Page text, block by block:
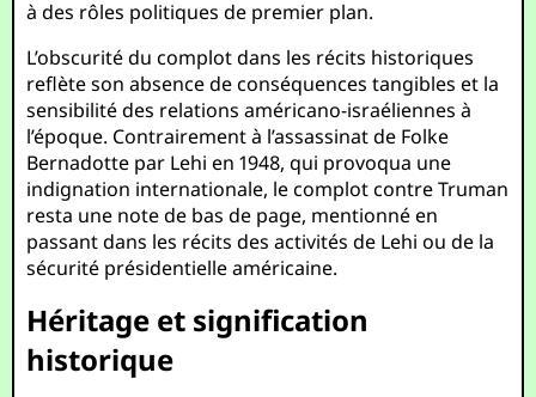
à des rôles politiques de premier plan.
L’obscurité du complot dans les récits historiques
reflète son absence de conséquences tangibles et la
sensibilité des relations américano-israéliennes à
l’époque. Contrairement à l’assassinat de Folke
Bernadotte par Lehi en 1948, qui provoqua une
indignation internationale, le complot contre Truman
resta une note de bas de page, mentionné en
passant dans les récits des activités de Lehi ou de la
sécurité présidentielle américaine.
Héritage et signification
historique